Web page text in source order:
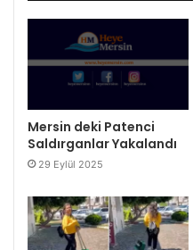
Mersin deki Patenci
Saldırganlar Yakalandı
29 Eylül 2025